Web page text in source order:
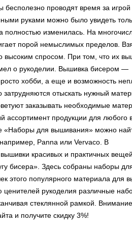
бесполезно проводят время за игрой
руками можно было увидеть
полностью изменилась. На
порой немыслимых пределов.
высоким спросом. При том, что их
о рукоделии. Вышивка бисером —
хобби, а еще и возможность
затрудняются отыскать нужный
заказывать необходимые
ассортимент продукции для любого
«Наборы для вышивания» можно
Panna или Vervaco. В
красивых и практичных
бисера». Здесь собраны наборы
этого популярного материала для
рукоделия различные
стеклянной рамкой.
и получите скидку 3%!